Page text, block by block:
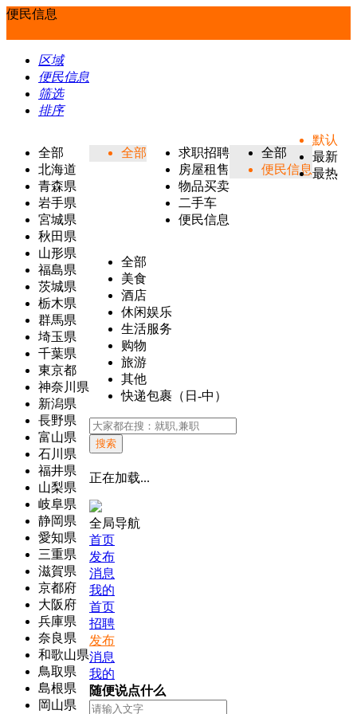
便民信息
区域
便民信息
筛选
排序
全部
北海道
青森県
岩手県
宮城県
秋田県
山形県
福島県
茨城県
栃木県
群馬県
埼玉県
千葉県
東京都
神奈川県
新潟県
長野県
富山県
石川県
福井県
山梨県
岐阜県
静岡県
愛知県
三重県
滋賀県
京都府
大阪府
兵庫県
奈良県
和歌山県
鳥取県
島根県
岡山県
全部
求职招聘
房屋租售
物品买卖
二手车
便民信息
全部
便民信息
全部
美食
酒店
休闲娱乐
生活服务
购物
旅游
其他
快递包裹（日-中）
默认
最新
最热
搜索
正在加载...
全局导航
首页
发布
消息
我的
首页
招聘
发布
消息
我的
随便说点什么